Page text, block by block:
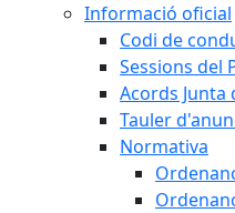
Informació oficial
Codi de
Sessions del
Acords Junta
Tauler
Normativa